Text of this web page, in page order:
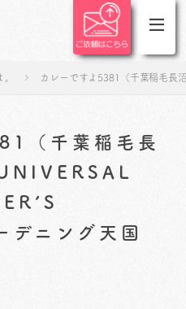
カレーですよ5381（千葉稲毛長
（千葉稲毛長
ニング天国